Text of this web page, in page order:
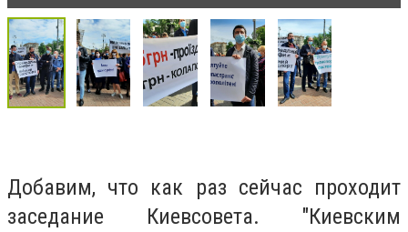
Добавим, что как раз сейчас проходит
заседание Киевсовета. "Киевским